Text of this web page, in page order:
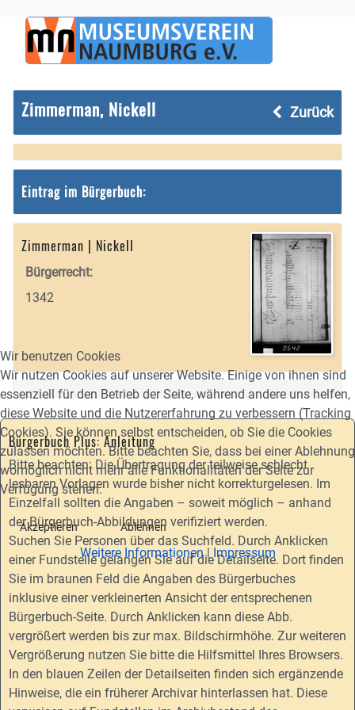
Zurück
Zimmerman, Nickell
Eintrag im Bürgerbuch:
Zimmerman | Nickell
Bürgerrecht:
1342
Bürgerbuch Plus: Anleitung
Bitte beachten: Die Übertragung der teilweise schlecht
lesbaren Vorlagen wurde bisher nicht korrekturgelesen. Im
Einzelfall sollten die Angaben – soweit möglich – anhand
der Bürgerbuch-Abbildungen verifiziert werden.
Suchen Sie Personen über das Suchfeld. Durch Anklicken
einer Fundstelle gelangen Sie auf die Detailseite. Dort finden
Sie im braunen Feld die Angaben des Bürgerbuches
inklusive einer verkleinerten Ansicht der entsprechenen
Bürgerbuch-Seite. Durch Anklicken kann diese Abb.
vergrößert werden bis zur max. Bildschirmhöhe. Zur weiteren
Vergrößerung nutzen Sie bitte die Hilfsmittel Ihres Browsers.
In den blauen Zeilen der Detailseiten finden sich ergänzende
Hinweise, die ein früherer Archivar hinterlassen hat. Diese
Wir benutzen Cookies
Wir nutzen Cookies auf unserer Website. Einige von ihnen sind
essenziell für den Betrieb der Seite, während andere uns helfen,
diese Website und die Nutzererfahrung zu verbessern (Tracking
Cookies). Sie können selbst entscheiden, ob Sie die Cookies
zulassen möchten. Bitte beachten Sie, dass bei einer Ablehnung
womöglich nicht mehr alle Funktionalitäten der Seite zur
Verfügung stehen.
Akzeptieren Ablehnen
Weitere Informationen| Impressum